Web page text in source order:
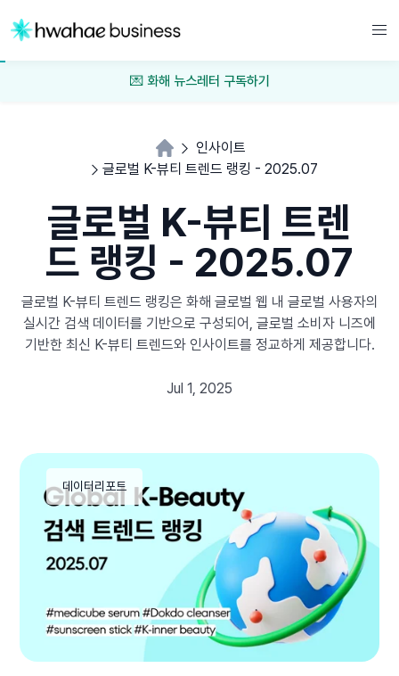
💌 화해 뉴스레터 구독하기
인사이트
글로벌 K-뷰티 트렌드 랭킹 - 2025.07
글로벌 K-뷰티 트렌
드 랭킹 - 2025.07
글로벌 K-뷰티 트렌드 랭킹은 화해 글로벌 웹 내 글로벌 사용자의
실시간 검색 데이터를 기반으로 구성되어, 글로벌 소비자 니즈에
기반한 최신 K-뷰티 트렌드와 인사이트를 정교하게 제공합니다.
Jul 1, 2025
데이터리포트